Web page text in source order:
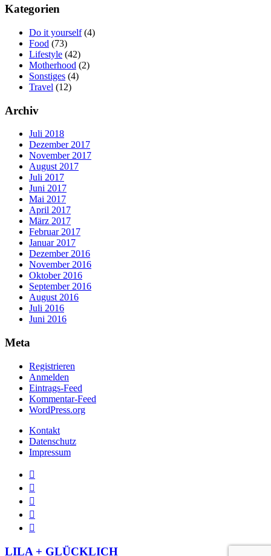
Kategorien
Do it yourself (4)
Food (73)
Lifestyle (42)
Motherhood (2)
Sonstiges (4)
Travel (12)
Archiv
Juli 2018
Dezember 2017
November 2017
August 2017
Juli 2017
Juni 2017
Mai 2017
April 2017
März 2017
Februar 2017
Januar 2017
Dezember 2016
November 2016
Oktober 2016
September 2016
August 2016
Juli 2016
Juni 2016
Meta
Registrieren
Anmelden
Eintrags-Feed
Kommentar-Feed
WordPress.org
Kontakt
Datenschutz
Impressum
LILA + GLÜCKLICH